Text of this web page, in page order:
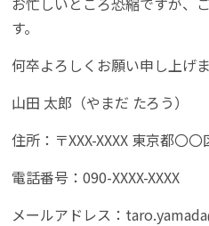
す。
何卒よろしくお願い申し上げま
山田 太郎（やまだ たろう）
住所：〒XXX-XXXX 東京都〇〇
電話番号：090-XXXX-XXXX
メールアドレス：